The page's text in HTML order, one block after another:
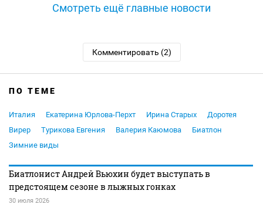
Смотреть ещё главные новости
Комментировать (2)
ПО ТЕМЕ
Италия Екатерина Юрлова-Перхт Ирина Старых
Доротея
Вирер
Турикова Евгения Валерия Каюмова
Биатлон
Зимние виды
Биатлонист Андрей Вьюхин будет выступать в
предстоящем сезоне в лыжных гонках
30 июля 2026